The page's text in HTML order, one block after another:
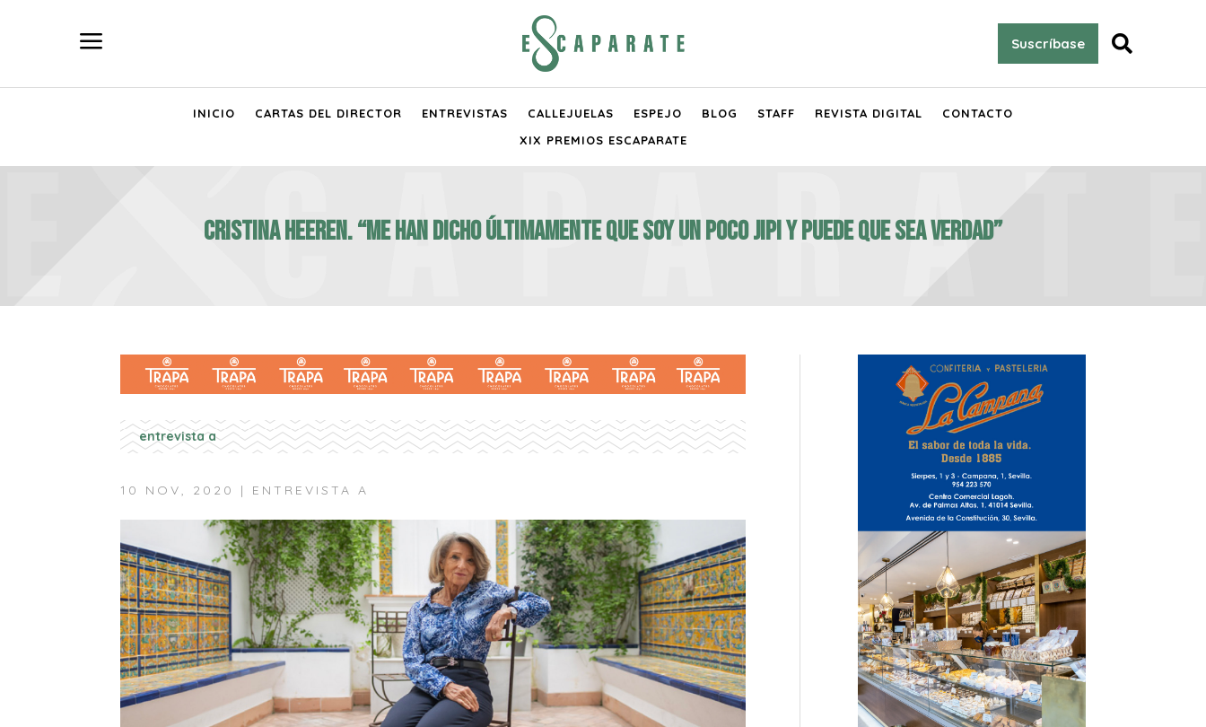
a Suscríbase 
INICIO CARTAS DEL DIRECTOR ENTREVISTAS CALLEJUELAS ESPEJO BLOG STAFF REVISTA DIGITAL
CONTACTO
XIX PREMIOS ESCAPARATE
CRISTINA HEEREN. “Me han dicho últimamente que soy un poco jipi y puede que sea verdad”
entrevista a
10 NOV, 2020 | ENTREVISTA A